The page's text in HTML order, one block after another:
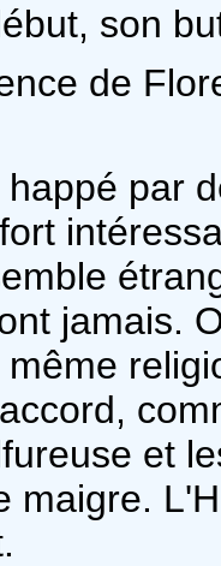
son
de
par
jamais.
et
maigre.